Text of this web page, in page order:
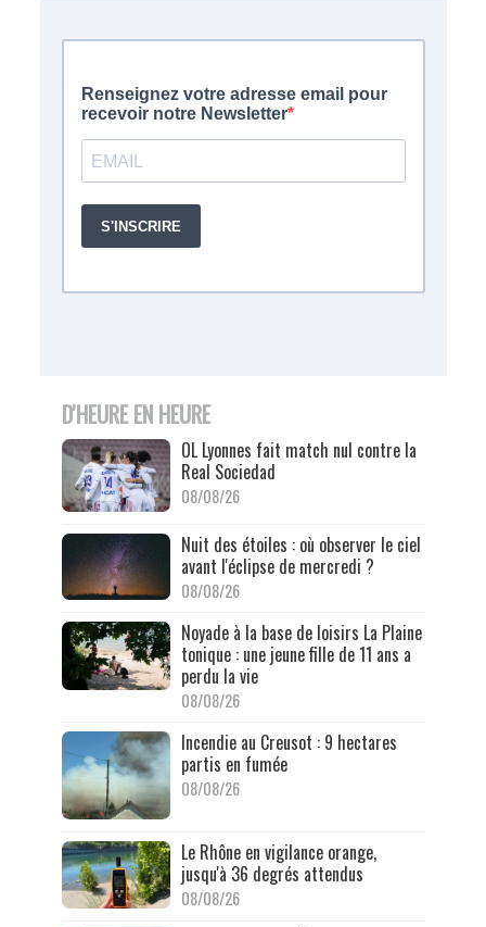
D'HEURE EN HEURE
OL Lyonnes fait match nul contre la
Real Sociedad
08/08/26
Nuit des étoiles : où observer le ciel
avant l'éclipse de mercredi ?
08/08/26
Noyade à la base de loisirs La Plaine
tonique : une jeune fille de 11 ans a
perdu la vie
08/08/26
Incendie au Creusot : 9 hectares
partis en fumée
08/08/26
Le Rhône en vigilance orange,
jusqu'à 36 degrés attendus
08/08/26